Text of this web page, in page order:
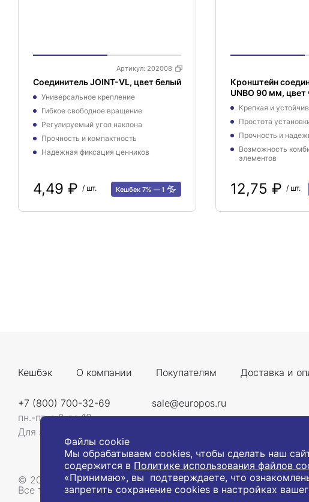
Артикул: 202008
Соединитель JOINT-VL, цвет белый
Универсальное крепление
Гибкое свободное вращение
Регулируемый угол наклона
Прочность и компактность
Надежная фиксация ценников
4,49 ₽ / шт. Кешбек 7% 1
Кронштейн
UNBO 90 мм, цвет
Крепкая и
Простота
Прочность и
Возможность
элементов
12,75 ₽ / шт.
Кешбэк О компании Покупателям Доставка и
+7 (800) 700-32-69
пн.-пт. с 9 до 18
Для звонков со всей России
sale@europos.ru
© 2008-2026, Компания «Европос Групп». Все права
Все товары предназначены для продажи юридическим
Файлы cookie
Мы обрабатываем cookies, чтобы сделать наш
содержится в Политике использования файлов
«Принимаю», вы подтверждаете, что
запретить сохранение cookies в настройках